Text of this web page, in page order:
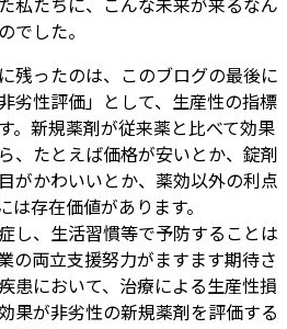
でした。
残ったのは、このブログの最後に
劣性評価」として、生産性の指標
。新規薬剤が従来薬と比べて効果
、たとえば価格が安いとか、錠剤
がかわいいとか、薬効以外の利点
存在価値があります。
し、生活習慣等で予防することは
の両立支援努力がますます期待さ
患において、治療による生産性損
果が非劣性の新規薬剤を評価する